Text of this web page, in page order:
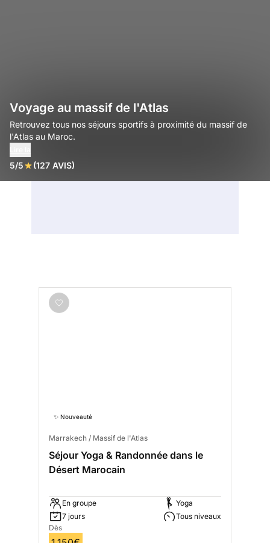
Voyage au massif de l'Atlas
Retrouvez tous nos séjours sportifs à proximité du massif de
l'Atlas au Maroc.
5/5 (127 AVIS)
✨ Nouveauté
Marrakech / Massif de l'Atlas
Séjour Yoga & Randonnée dans le
Désert Marocain
En groupe
7 jours
Yoga
Tous niveaux
Dès